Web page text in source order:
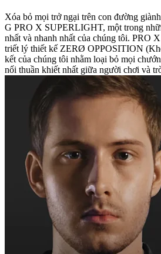
Xóa bỏ mọi trở ngại trên con đường
G PRO X SUPERLIGHT, một trong
nhất và nhanh nhất của chúng tôi. PRO
triết lý thiết kế ZERØ OPPOSITION
kết của chúng tôi nhằm loại bỏ mọi
nối thuần khiết nhất giữa người chơi và